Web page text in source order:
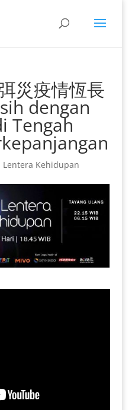
災疫情恆長
dengan
Tengah
Lentera Kehidupan